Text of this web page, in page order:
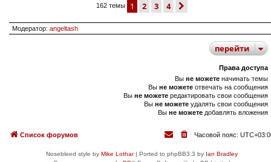
162 темы 1 2 3 4
Модератор: angeltash
перейти
Права доступа
Вы не можете начинать темы
Вы не можете отвечать на сообщения
Вы не можете редактировать свои сообщения
Вы не можете удалять свои сообщения
Вы не можете добавлять вложения
Список форумов Часовой пояс:
Nosebleed style by Mike Lothar| Ported to phpBB3.3 by Ian Bradley